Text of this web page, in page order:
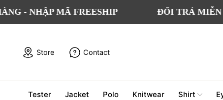
MÃ FREESHIP ĐỔI TRẢ MIỄN PHÍ
Store Contact
Tester Jacket Polo Knitwear Shirt